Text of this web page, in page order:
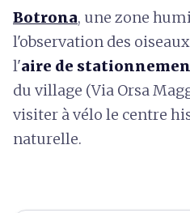
Botrona, une zone
l'observation des
l'aire de
du village (Via Orsa
visiter à vélo le centre
naturelle.